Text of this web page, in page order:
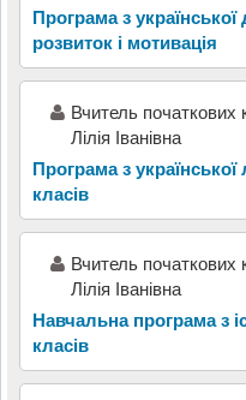
Програма з української
розвиток і мотивація
Вчитель початкових
Лілія Іванівна
Програма з української
класів
Вчитель початкових
Лілія Іванівна
Навчальна програма з
класів